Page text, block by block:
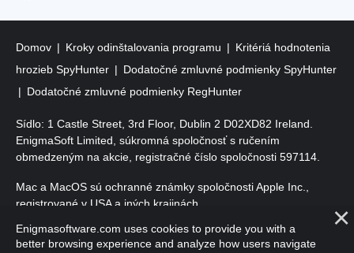
Domov Kroky odinštalovania programu
Kritériá hodnotenia
hrozieb SpyHunter
Dodatočné zmluvné podmienky SpyHunter
Dodatočné zmluvné podmienky RegHunter
Sídlo: 1 Castle Street, 3rd Floor, Dublin 2 D02XD82 Ireland.
EnigmaSoft Limited, súkromná spoločnosť s ručením
obmedzeným na akcie, registračné číslo spoločnosti 597114.
Mac a MacOS sú ochranné známky spoločnosti Apple Inc.,
registrované v USA a iných krajinách.
Copyright 2016-2026 . EnigmaSoft Ltd. Všetky práva vyhradené.
Enigmasoftware.com uses cookies to provide you with a
better browsing experience and analyze how users navigate